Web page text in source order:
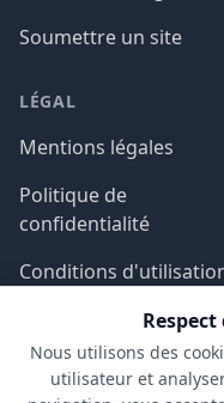
Soumettre un site
LÉGAL
Mentions légales
Politique de
confidentialité
Conditions
Nous utilisons des
utilisateur et